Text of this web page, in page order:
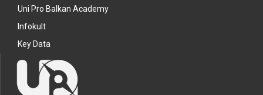
Uni Pro Balkan Academy
Infokult
Key Data